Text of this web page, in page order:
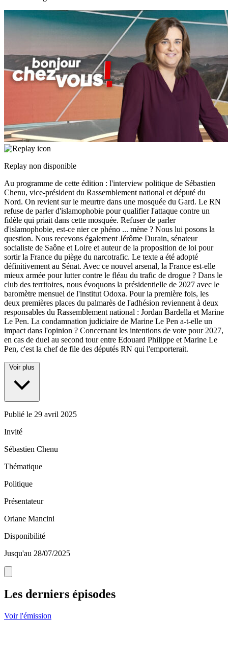
Replay non disponible
Au programme de cette édition : l'interview politique de Sébastien
Chenu, vice-président du Rassemblement national et député du
Nord. On revient sur le meurtre dans une mosquée du Gard. Le RN
refuse de parler d'islamophobie pour qualifier l'attaque contre un
fidèle qui priait dans cette mosquée. Refuser de parler
d'islamophobie, est-ce nier ce phéno ... mène ? Nous lui posons la
question. Nous recevons également Jérôme Durain, sénateur
socialiste de Saône et Loire et auteur de la proposition de loi pour
sortir la France du piège du narcotrafic. Le texte a été adopté
définitivement au Sénat. Avec ce nouvel arsenal, la France est-elle
mieux armée pour lutter contre le fléau du trafic de drogue ? Dans le
club des territoires, nous évoquons la présidentielle de 2027 avec le
baromètre mensuel de l'institut Odoxa. Pour la première fois, les
deux premières places du palmarès de l'adhésion reviennent à deux
responsables du Rassemblement national : Jordan Bardella et Marine
Le Pen. La condamnation judiciaire de Marine Le Pen a-t-elle un
impact dans l'opinion ? Concernant les intentions de vote pour 2027,
en cas de duel au second tour entre Edouard Philippe et Marine Le
Pen, c'est la chef de file des députés RN qui l'emporterait.
Voir plus
Publié le 29 avril 2025
Invité
Sébastien Chenu
Thématique
Politique
Présentateur
Oriane Mancini
Disponibilité
Jusqu'au 28/07/2025
Les derniers épisodes
Voir l'émission